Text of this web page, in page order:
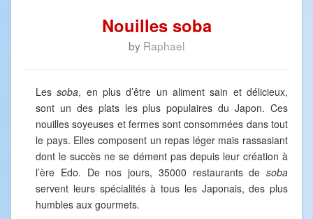
Nouilles soba
by Raphael
Lessoba, en plus d’être un aliment sain et délicieux,
sont un des plats les plus populaires du Japon. Ces
nouilles soyeuses et fermes sont consommées dans tout
le pays. Elles composent un repas léger mais rassasiant
dont le succès ne se dément pas depuis leur création à
l’ère Edo. De nos jours, 35000 restaurants de soba
servent leurs spécialités à tous les Japonais, des plus
humbles aux gourmets.